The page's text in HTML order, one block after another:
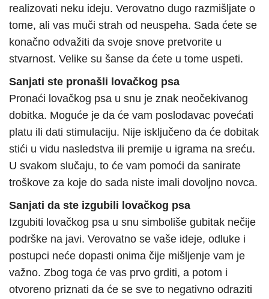
realizovati neku ideju. Verovatno dugo razmišljate o
tome, ali vas muči strah od neuspeha. Sada ćete se
konačno odvažiti da svoje snove pretvorite u
stvarnost. Velike su šanse da ćete u tome uspeti.
Sanjati ste pronašli lovačkog psa
Pronaći lovačkog psa u snu je znak neočekivanog
dobitka. Moguće je da će vam poslodavac povećati
platu ili dati stimulaciju. Nije isključeno da će dobitak
stići u vidu nasledstva ili premije u igrama na sreću.
U svakom slučaju, to će vam pomoći da sanirate
troškove za koje do sada niste imali dovoljno novca.
Sanjati da ste izgubili lovačkog psa
Izgubiti lovačkog psa u snu simboliše gubitak nečije
podrške na javi. Verovatno se vaše ideje, odluke i
postupci neće dopasti onima čije mišljenje vam je
važno. Zbog toga će vas prvo grditi, a potom i
otvoreno priznati da će se sve to negativno odraziti